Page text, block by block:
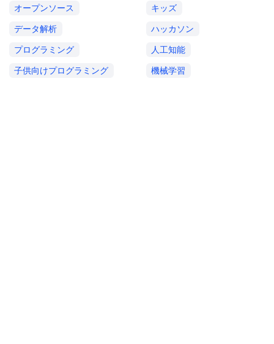
オープンソース
キッズ
データ解析
ハッカソン
プログラミング
人工知能
子供向けプログラミング
機械学習